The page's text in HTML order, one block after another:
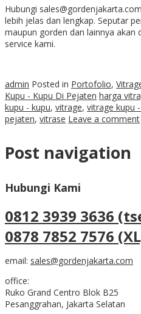
Hubungi
lebih jelas dan lengkap. Seputar
maupun gorden dan lainnya
service kami.
admin Posted in Portofolio,
Kupu - Kupu Di Pejaten harga
kupu - kupu, vitrage, vitrage kupu
pejaten, vitrase Leave a comment
Post navigation
Hubungi Kami
0812 3939 3636
0878 7852 7576
email: sales@gordenjakarta.com
office:
Ruko Grand Centro Blok B25
Pesanggrahan, Jakarta Selatan